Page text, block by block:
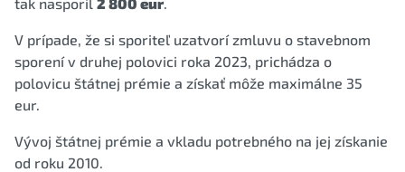
V prípade, že si sporiteľ uzatvorí zmluvu o stavebnom
sporení v druhej polovici roka 2023, prichádza o
polovicu štátnej prémie a získať môže maximálne 35
eur.
Vývoj štátnej prémie a vkladu potrebného na jej získanie
od roku 2010.